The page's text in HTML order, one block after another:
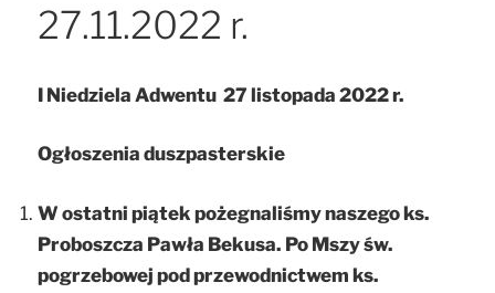
27.11.2022 r.
I Niedziela Adwentu 27 listopada 2022 r.
Ogłoszenia duszpasterskie
W ostatni piątek pożegnaliśmy naszego ks.
Proboszcza Pawła Bekusa. Po Mszyśw.
pogrzebowej pod przewodnictwem ks.